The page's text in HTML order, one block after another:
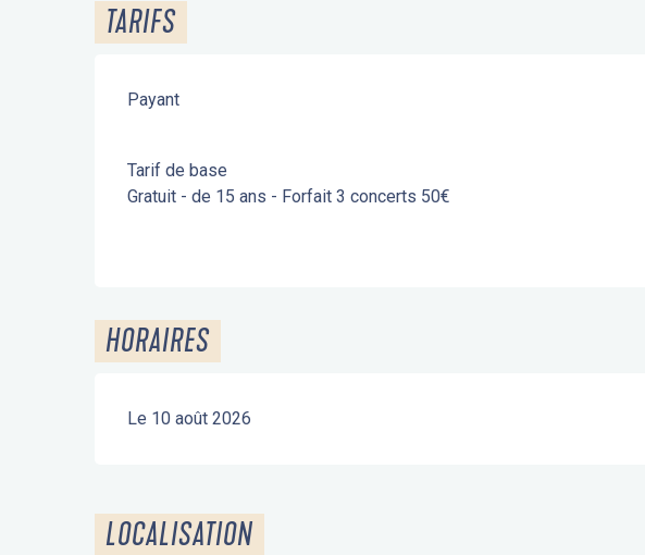
TARIFS
Payant
Tarif de base
Gratuit - de 15 ans - Forfait 3 concerts 50€
HORAIRES
Le 10 août 2026
LOCALISATION